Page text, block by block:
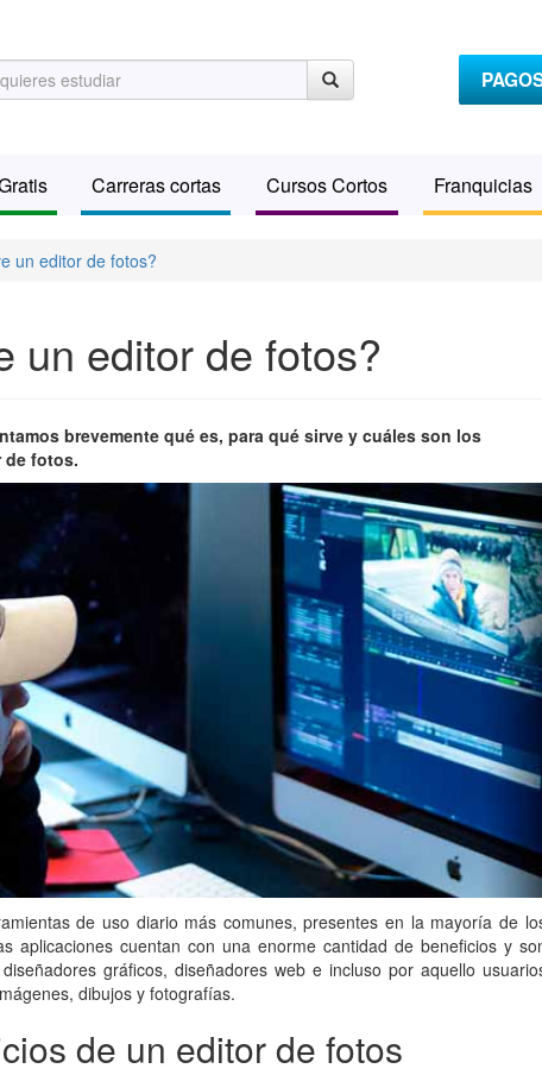
Carreras cortas Cursos Cortos Franquicias
un editor de fotos?
un editor de fotos?
brevemente qué es, para qué sirve y cuáles son los
de fotos.
de uso diario más comunes, presentes en la mayoría de
aplicaciones cuentan con una enorme cantidad de beneficios y
gráficos, diseñadores web e incluso por aquello
dibujos y fotografías.
de un editor de fotos